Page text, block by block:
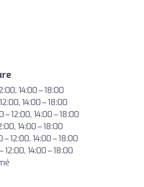
14:00 – 18:00
14:00 – 18:00
12:00, 14:00 – 18:00
14:00 – 18:00
12:00, 14:00 – 18:00
14:00 – 18:00